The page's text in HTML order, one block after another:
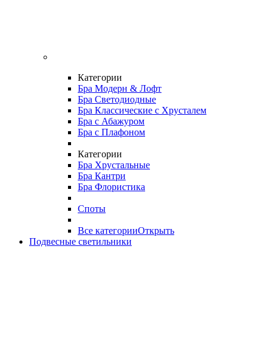
Категории
Бра Модерн & Лофт
Бра Светодиодные
Бра Классические с Хрусталем
Бра с Абажуром
Бра с Плафоном
Категории
Бра Хрустальные
Бра Кантри
Бра Флористика
Споты
Все категорииОткрыть
Подвесные светильники